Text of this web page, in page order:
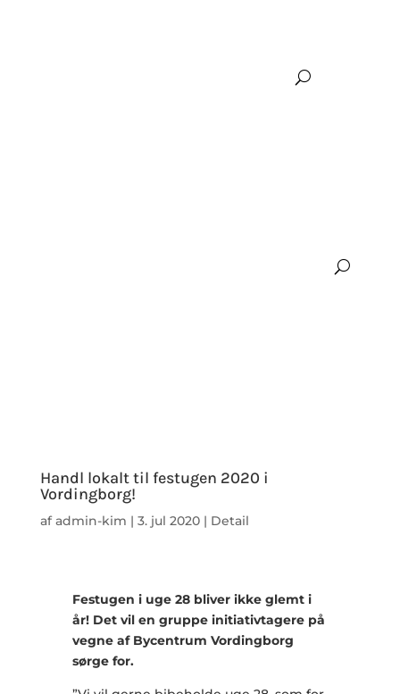
Handl lokalt til festugen 2020 i
Vordingborg!
afadmin-kim | 3. jul 2020| Detail
Festugen i uge 28 bliver ikke glemt i
år! Det vil en gruppe initiativtagere på
vegne af Bycentrum Vordingborg
sørge for.